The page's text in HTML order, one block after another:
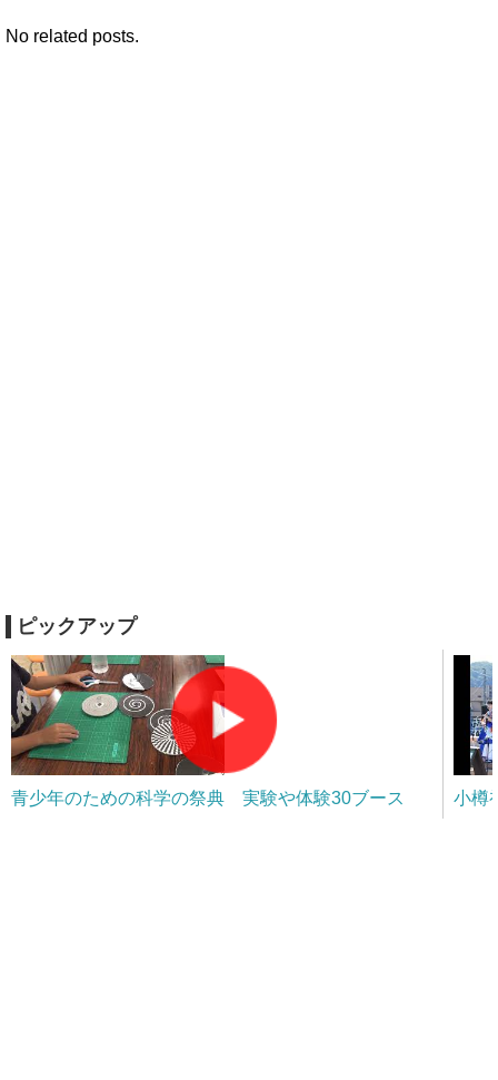
No related posts.
ピックアップ
青少年のための科学の祭典 実験や体験30ブース 小樽